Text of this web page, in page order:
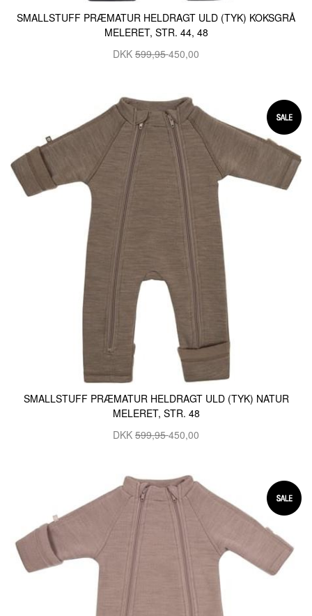
SMALLSTUFF PRÆMATUR HELDRAGT ULD (TYK) KOKSGRÅ
MELERET, STR. 44, 48
DKK 599,95450,00
SMALLSTUFF PRÆMATUR HELDRAGT ULD (TYK) NATUR
MELERET, STR. 48
DKK 599,95450,00